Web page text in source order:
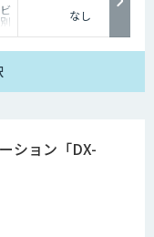
なし
ション「DX-